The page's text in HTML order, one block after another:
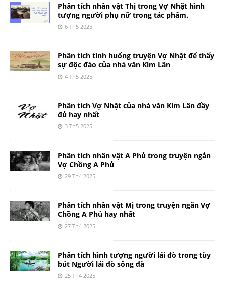
Phân tích nhân vật Thị trong Vợ Nhặt hình
tượng người phụ nữ trong tác phẩm.
6 Th5 2025
Phân tích tình huống truyện Vợ Nhặt để thấy
sự độc đáo của nhà văn Kim Lân
4 Th5 2025
Phân tích Vợ Nhặt của nhà văn Kim Lân đầy
đủ hay nhất
3 Th5 2025
Phân tích nhân vật A Phủ trong truyện ngắn
Vợ Chồng A Phủ
29 Th4 2025
Phân tích nhân vật Mị trong truyện ngắn Vợ
Chồng A Phủ hay nhất
27 Th4 2025
Phân tích hình tượng người lái đò trong tùy
bút Người lái đò sông đà
25 Th4 2025